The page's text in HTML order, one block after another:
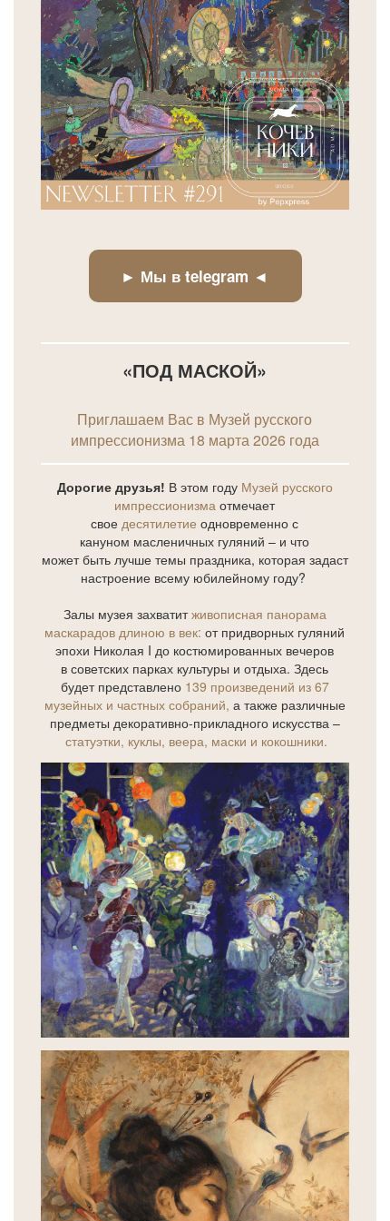
► Мы в telegram ◄
«ПОД МАСКОЙ»
Приглашаем Вас в Музей русского
импрессионизма 18 марта 2026 года
Дорогие друзья! В этом году Музей русского
импрессионизма отмечает
своедесятилетие одновременно с
кануном масленичных гуляний – и что
может быть лучше темы праздника, которая задаст
настроение всему юбилейному году?
Залы музея захватитживописная панорама
маскарадов длиною в век: от придворных гуляний
эпохи Николая I до костюмированных вечеров
в советских парках культуры и отдыха. Здесь
будет представлено 139 произведений из 67
музейных и частных собраний, а также различные
предметы декоративно-прикладного искусства –
статуэтки, куклы, веера, маски и кокошники.